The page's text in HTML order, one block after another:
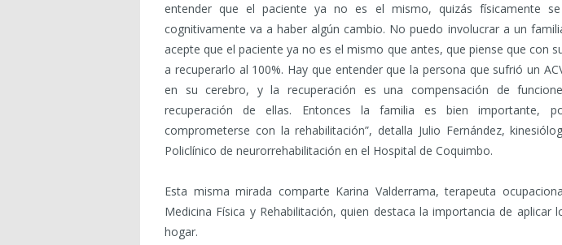
entender que el paciente ya no es el mismo, quizás físicamente
cognitivamente va a haber algún cambio. No puedo involucrar a un
acepte que el paciente ya no es el mismo que antes, que piense que con
a recuperarlo al 100%. Hay que entender que la persona que sufrió un
en su cerebro, y la recuperación es una compensación de
recuperación de ellas. Entonces la familia es bien importante,
comprometerse con la rehabilitación”, detalla Julio Fernández,
Policlínico de neurorrehabilitación en el Hospital de Coquimbo.
Esta misma mirada comparte Karina Valderrama, terapeuta
Medicina Física y Rehabilitación, quien destaca la importancia de aplicar
hogar.